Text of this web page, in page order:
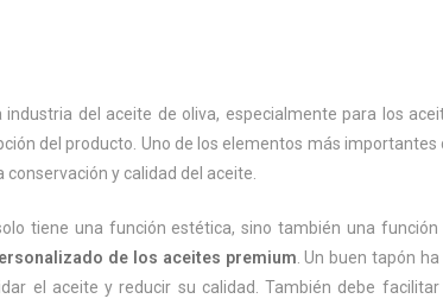
del aceite de oliva, especialmente para los
del producto. Uno de los elementos más importantes
y calidad del aceite.
tiene una función estética, sino también una función
de los aceites premium . Un buen tapón ha
el aceite y reducir su calidad. También debe facilitar